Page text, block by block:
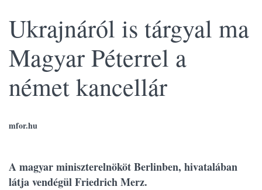
Ukrajnáról is tárgyal ma
Magyar Péterrel a
német kancellár
mfor.hu
A magyar miniszterelnököt Berlinben, hivatalában
látja vendégül Friedrich Merz.